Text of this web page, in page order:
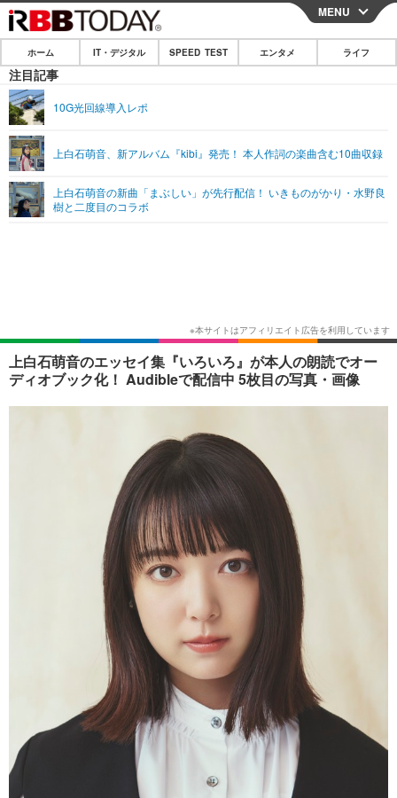
CLOSE
ホーム
IT・デジタル
ショッピング その他
SPEED TEST
エンタメ
エンタメTOP
ショッピング その他
ライフ
MENU
ホーム IT・デジタル SPEED TEST エンタメ ライフ
注目記事
10G光回線導入レポ
上白石萌音、新アルバム『kibi』発売！ 本人作詞の楽曲含む10曲収録
上白石萌音の新曲「まぶしい」が先行配信！ いきものがかり・水野良
樹と二度目のコラボ
上白石萌音のエッセイ集『いろいろ』が本人の朗読でオー
ディオブック化！ Audibleで配信中 5枚目の写真・画像